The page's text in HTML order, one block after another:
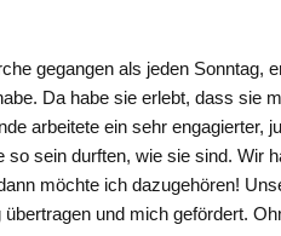
gegangen als jeden Sonntag,
Da habe sie erlebt, dass sie
arbeitete ein sehr engagierter,
so sein durften, wie sie sind. Wir
möchte ich dazugehören!
und mich gefördert.